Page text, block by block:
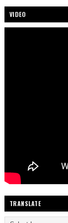
VIDEO
TRANSLATE